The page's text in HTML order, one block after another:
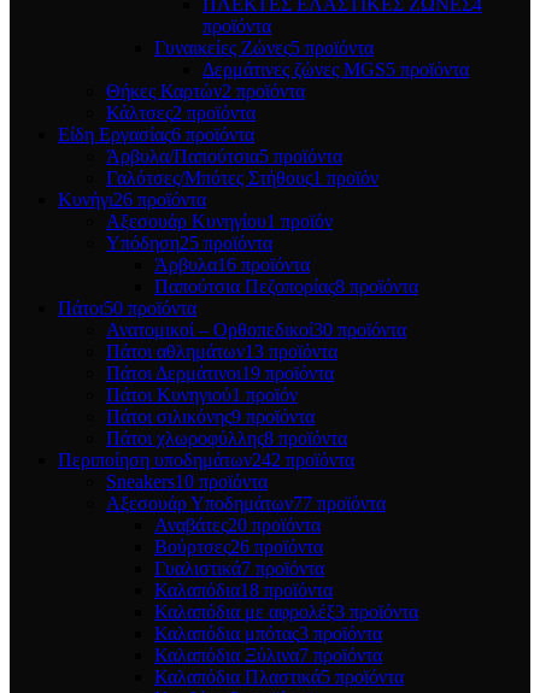
προϊόντα
Γυναικείες Ζώνες5 προϊόντα
Δερμάτινες ζώνες MGS5 προϊόντα
Θήκες Καρτών2 προϊόντα
Κάλτσες2 προϊόντα
Είδη Εργασίας6 προϊόντα
Άρβυλα/Παπούτσια5 προϊόντα
Γαλότσες/Μπότες Στήθους1 προϊόν
Κυνήγι26 προϊόντα
Αξεσουάρ Κυνηγίου1 προϊόν
Υπόδηση25 προϊόντα
Άρβυλα16 προϊόντα
Παπούτσια Πεζοπορίας8 προϊόντα
Πάτοι50 προϊόντα
Ανατομικοί – Ορθοπεδικοί30 προϊόντα
Πάτοι αθλημάτων13 προϊόντα
Πάτοι Δερμάτινοι19 προϊόντα
Πάτοι Κυνηγιού1 προϊόν
Πάτοι σιλικόνης9 προϊόντα
Πάτοι χλωροφύλλης8 προϊόντα
Περιποίηση υποδημάτων242 προϊόντα
Sneakers10 προϊόντα
Αξεσουάρ Υποδημάτων77 προϊόντα
Αναβάτες20 προϊόντα
Βούρτσες26 προϊόντα
Γυαλιστικά7 προϊόντα
Καλαπόδια18 προϊόντα
Καλαπόδια με αφρολέξ3 προϊόντα
Καλαπόδια μπότας3 προϊόντα
Καλαπόδια Ξύλινα7 προϊόντα
Καλαπόδια Πλαστικά5 προϊόντα